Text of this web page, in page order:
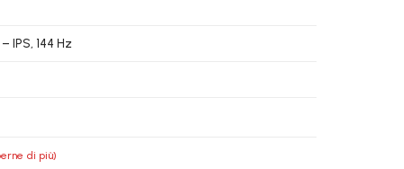
IPS, 144 Hz
di più)